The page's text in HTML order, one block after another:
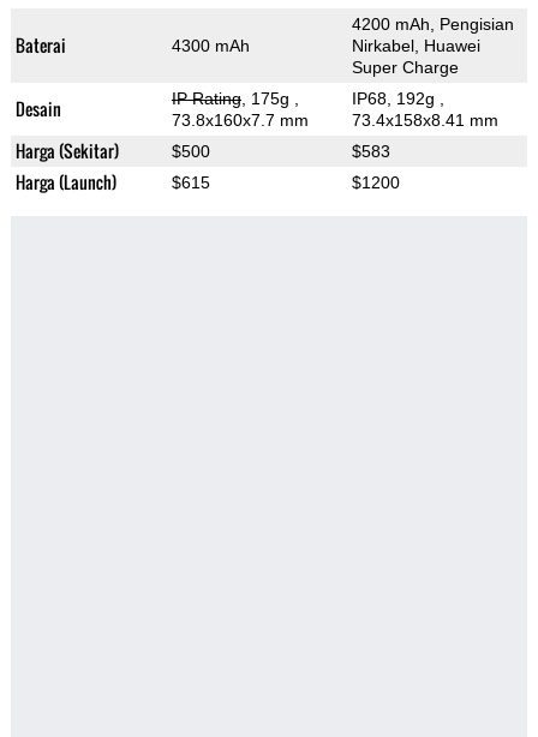
Baterai 4300 mAh
4200 mAh, Pengisian
Nirkabel, Huawei
Super Charge
Desain IP Rating, 175g
73.8x160x7.7 mm
IP68, 192g
73.4x158x8.41 mm
Harga (Sekitar) $500 $583
Harga (Launch) $615 $1200